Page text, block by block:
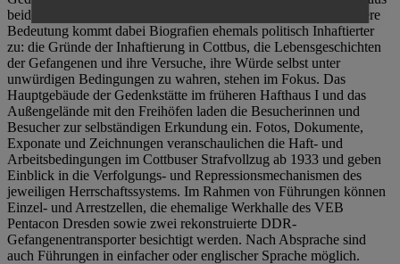
beiden deutschen Diktaturen des 20. Jahrhunderts. Eine besondere
Bedeutung kommt dabei Biografien ehemals politisch Inhaftierter
zu: die Gründe der Inhaftierung in Cottbus, die Lebensgeschichten
der Gefangenen und ihre Versuche, ihre Würde selbst unter
unwürdigen Bedingungen zu wahren, stehen im Fokus. Das
Hauptgebäude der Gedenkstätte im früheren Hafthaus I und das
Außengelände mit den Freihöfen laden die Besucherinnen und
Besucher zur selbständigen Erkundung ein. Fotos, Dokumente,
Exponate und Zeichnungen veranschaulichen die Haft- und
Arbeitsbedingungen im Cottbuser Strafvollzug ab 1933 und geben
Einblick in die Verfolgungs- und Repressionsmechanismen des
jeweiligen Herrschaftssystems. Im Rahmen von Führungen können
Einzel- und Arrestzellen, die ehemalige Werkhalle des VEB
Pentacon Dresden sowie zwei rekonstruierte DDR-
Gefangenentransporter besichtigt werden. Nach Absprache sind
auch Führungen in einfacher oder englischer Sprache möglich.